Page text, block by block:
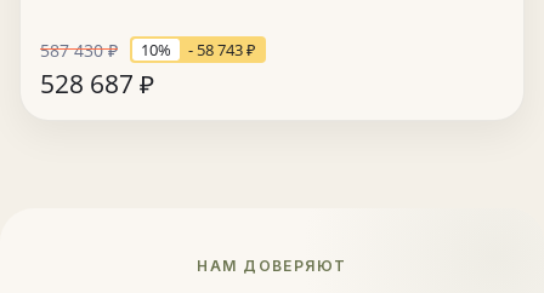
587 430₽ 10% - 58 743₽
528 687 ₽
НАМ ДОВЕРЯЮТ